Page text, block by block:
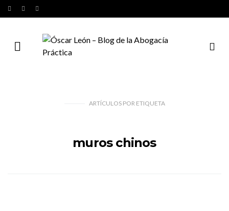
ARTÍCULOS PORETIQUETA
muros chinos